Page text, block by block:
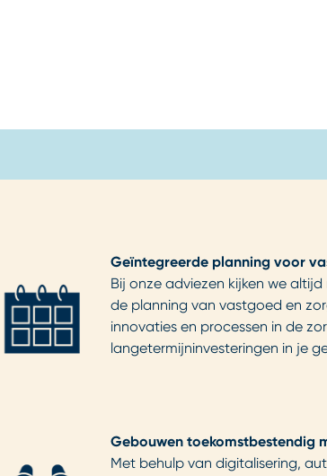
Geïntegreerde planning voor
Bij onze adviezen kijken we
de planning van vastgoed en
innovaties en processen in de
langetermijninvesteringen in je
Gebouwen toekomstbestendig
Met behulp van digitalisering,